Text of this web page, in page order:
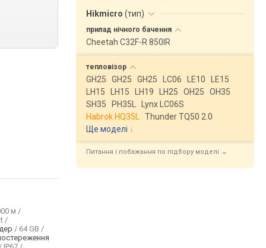
м /
/
/ 64 GB /
Hikmicro (тип)
прилад нічного бачення
Cheetah C32F-R 850IR
тепловізор
GH25 GH25 GH25 LC06 LE10
LE15
LH15
LH15 LH19 LH25 OH25
OH35
SH35
PH35L
Lynx LC06S
Habrok HQ35L
Thunder TQ50 2.0
Ще моделі ↓
Питання і побажання по підбору моделі →